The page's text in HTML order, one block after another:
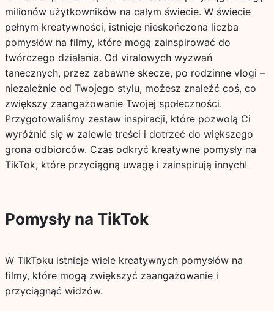
milionów użytkowników na całym świecie. W świecie
pełnym kreatywności, istnieje nieskończona liczba
pomysłów na filmy, które mogą zainspirować do
twórczego działania. Od viralowych wyzwań
tanecznych, przez zabawne skecze, po rodzinne vlogi –
niezależnie od Twojego stylu, możesz znaleźć coś, co
zwiększy zaangażowanie Twojej społeczności.
Przygotowaliśmy zestaw inspiracji, które pozwolą Ci
wyróżnić się w zalewie treści i dotrzeć do większego
grona odbiorców. Czas odkryć kreatywne pomysły na
TikTok, które przyciągną uwagę i zainspirują innych!
Pomysły na TikTok
W TikToku istnieje wiele kreatywnych pomysłów na
filmy, które mogą zwiększyć zaangażowanie i
przyciągnąć widzów.